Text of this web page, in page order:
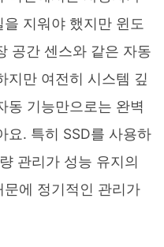
지워야 했지만 윈도
공간 센스와 같은 자동
지만 여전히 시스템 깊
동 기능만으로는 완벽
요. 특히 SSD를 사용하
관리가 성능 유지의
에 정기적인 관리가